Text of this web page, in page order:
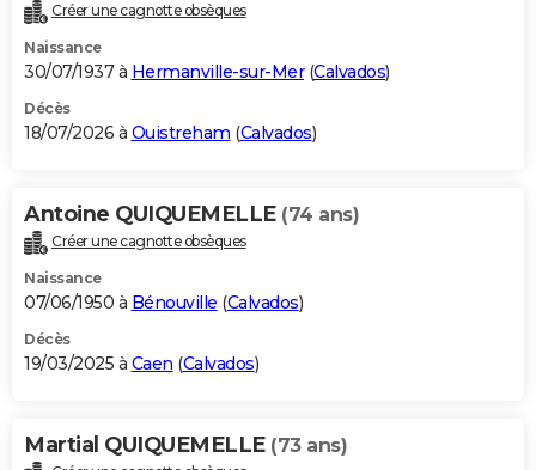
Destinations
City break
Voyage nature
Voyage de noces
Forum
Climat
+PHOTO
GUIDES D'ACHAT
BONS PLANS
Carte de Noël
Carte Bonne année
Carte Saint-Valentin
Carte Pâques
Carte d'anniversaire
DICTIONNAIRE
Dictionnaire
Biographies
Citations
Expressions
Proverbes
PROGRAMME TV
S'inscrire
Se connecter
Lycées
Collèges
Primaires
Universités
Entreprises
Service militaire
Avis de recherche
AVIS DE DÉCÈS
Bricolage
Lifestyle
Culture
Sport
Auto
Television
Voyage
Cinema
Créer une cagnotte obsèques
Naissance
30/07/1937 à Hermanville-sur-Mer(Calvados)
Décès
18/07/2026 à Ouistreham (Calvados)
Antoine QUIQUEMELLE (74 ans)
Créer une cagnotte obsèques
Naissance
07/06/1950 à Bénouville (Calvados)
Décès
19/03/2025 à Caen (Calvados)
Martial QUIQUEMELLE (73 ans)